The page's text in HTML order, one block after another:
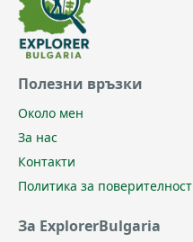
Полезни връзки
Около мен
За нас
Контакти
Политика за поверителност
За ExplorerBulgaria